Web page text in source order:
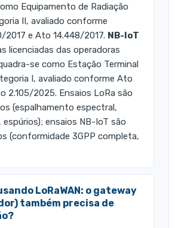
Equipamento de Radiação
II, avaliado conforme
2017 e Ato 14.448/2017. NB-IoT
licenciadas das operadoras
se como Estação Terminal
I, avaliado conforme Ato
2.105/2025. Ensaios LoRa são
(espalhamento espectral,
espúrios); ensaios NB-IoT são
(conformidade 3GPP completa,
LoRaWAN: o gateway
também precisa de